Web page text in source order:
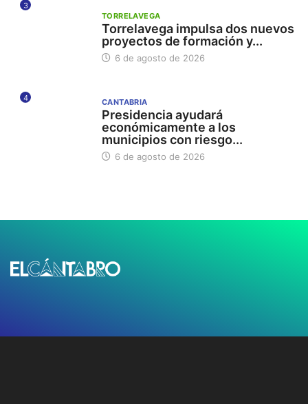
3
TORRELAVEGA
Torrelavega impulsa dos nuevos
proyectos de formación y...
6 de agosto de 2026
4 CANTABRIA
Presidencia ayudará
económicamente a los
municipios con riesgo...
6 de agosto de 2026